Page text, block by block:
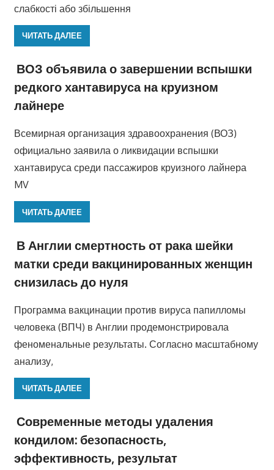
слабкості або збільшення
ЧИТАТЬ ДАЛЕЕ
ВОЗ объявила о завершении вспышки
редкого хантавируса на круизном
лайнере
Всемирная организация здравоохранения (ВОЗ)
официально заявила о ликвидации вспышки
хантавируса среди пассажиров круизного лайнера
MV
ЧИТАТЬ ДАЛЕЕ
В Англии смертность от рака шейки
матки среди вакцинированных женщин
снизилась до нуля
Программа вакцинации против вируса папилломы
человека (ВПЧ) в Англии продемонстрировала
феноменальные результаты. Согласно масштабному
анализу,
ЧИТАТЬ ДАЛЕЕ
Современные методы удаления
кондилом: безопасность,
эффективность, результат